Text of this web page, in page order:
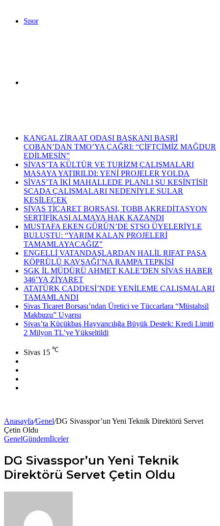
Spor
yap
...
KANGAL ZİRAAT ODASI BAŞKANI BASRİ
ÇOBAN’DAN TMO’YA ÇAĞRI: “ÇİFTÇİMİZ MAĞDUR
EDİLMESİN”
SİVAS’TA KÜLTÜR VE TURİZM ÇALIŞMALARI
MASAYA YATIRILDI: YENİ PROJELER YOLDA
SİVAS’TA İKİ MAHALLEDE PLANLI SU KESİNTİSİ!
SCADA ÇALIŞMALARI NEDENİYLE SULAR
KESİLECEK
SİVAS TİCARET BORSASI, TOBB AKREDİTASYON
SERTİFİKASI ALMAYA HAK KAZANDI
MUSTAFA EKEN GÜRÜN’DE STSO ÜYELERİYLE
BULUŞTU: “YARIM KALAN PROJELERİ
TAMAMLAYACAĞIZ”
ENGELLİ VATANDAŞLARDAN HALİL RIFAT PAŞA
KÖPRÜLÜ KAVŞAĞI’NA RAMPA TEPKİSİ
SGK İL MÜDÜRÜ AHMET KALE’DEN SİVAS HABER
346’YA ZİYARET
ATATÜRK CADDESİ’NDE YENİLEME ÇALIŞMALARI
TAMAMLANDI
Sivas Ticaret Borsası’ndan Üretici ve Tüccarlara “Müstahsil
Makbuzu” Uyarısı
Sivas’ta Küçükbaş Hayvancılığa Büyük Destek: Kredi Limiti
2 Milyon TL’ye Yükseltildi
Sivas 15 ℃
Anasayfa/Genel/DG Sivasspor’un Yeni Teknik Direktörü Servet
Çetin Oldu
GenelGündemİlçeler
DG Sivasspor’un Yeni Teknik
Direktörü Servet Çetin Oldu